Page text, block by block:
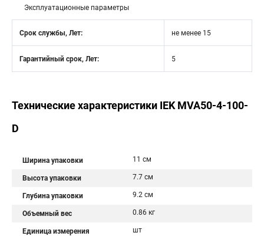
Эксплуатационные параметры
Срок службы, Лет: не менее 15
Гарантийный срок, Лет: 5
Технические характеристики IEK MVA50-4-100-
D
Ширина упаковки 11 см
Высота упаковки 7.7 см
Глубина упаковки 9.2 см
Объемный вес 0.86 кг
Единица измерения шт